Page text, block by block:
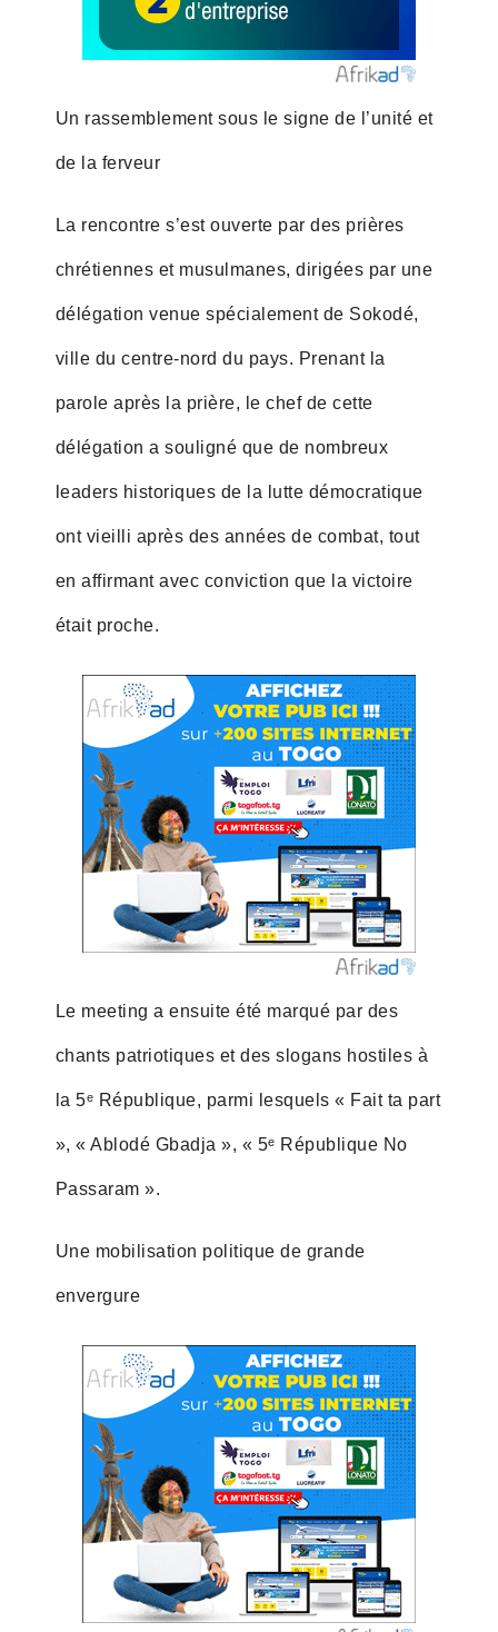
Un rassemblement sous le signe de l’unité et
de la ferveur
La rencontre s’est ouverte par des prières
chrétiennes et musulmanes, dirigées par une
délégation venue spécialement de Sokodé,
ville du centre-nord du pays. Prenant la
parole après la prière, le chef de cette
délégation a souligné que de nombreux
leaders historiques de la lutte démocratique
ont vieilli après des années de combat, tout
en affirmant avec conviction que la victoire
était proche.
Le meeting a ensuite été marqué par des
chants patriotiques et des slogans hostiles à
la 5ᵉ République, parmi lesquels « Fait ta part
», « Ablodé Gbadja », « 5ᵉ République No
Passaram ».
Une mobilisation politique de grande
envergure